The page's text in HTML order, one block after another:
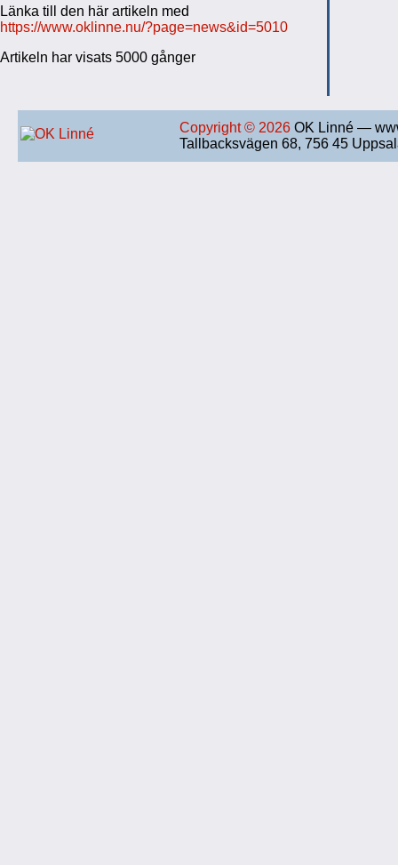
Länka till den här artikeln med
https://www.oklinne.nu/?page=news&id=5010
Artikeln har visats 5000 gånger
Copyright © 2026 OK Linné —
Tallbacksvägen 68, 756 45